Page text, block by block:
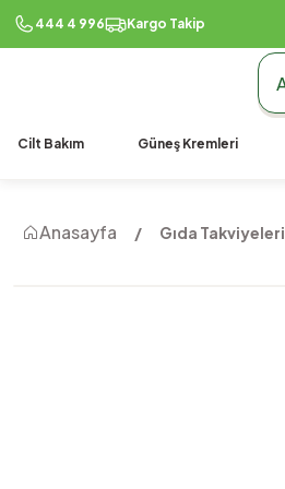
444 4 996 Kargo Takip
Cilt Bakım Güneş Kremleri
Anasayfa Gıda Takviyeleri